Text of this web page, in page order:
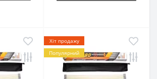
Хіт продажу
Популярний